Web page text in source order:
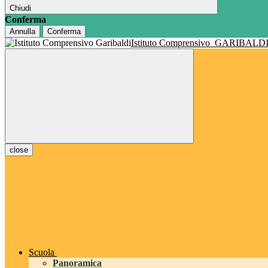
Chiudi
Conferma
Annulla Conferma
Istituto Comprensivo GARIBALDI
close
Scuola
Panoramica